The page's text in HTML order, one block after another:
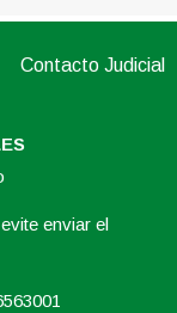
Contacto Judicial
enviar el